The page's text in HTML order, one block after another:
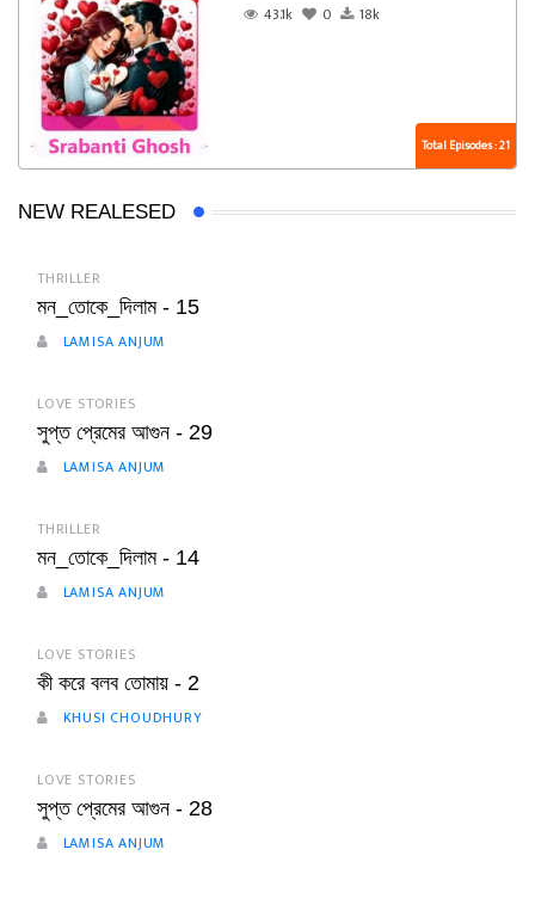
43.1k
0 18k
Total Episodes : 21
NEW REALESED
THRILLER
মন_তোকে_দিলাম - 15
LAMISA ANJUM
LOVE STORIES
সুপ্ত প্রেমের আগুন - 29
LAMISA ANJUM
THRILLER
মন_তোকে_দিলাম - 14
LAMISA ANJUM
LOVE STORIES
কী করে বলব তোমায় - 2
KHUSI CHOUDHURY
LOVE STORIES
সুপ্ত প্রেমের আগুন - 28
LAMISA ANJUM